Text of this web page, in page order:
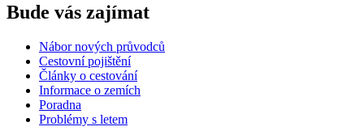
Bude vás zajímat
Nábor nových průvodců
Cestovní pojištění
Články o cestování
Informace o zemích
Poradna
Problémy s letem